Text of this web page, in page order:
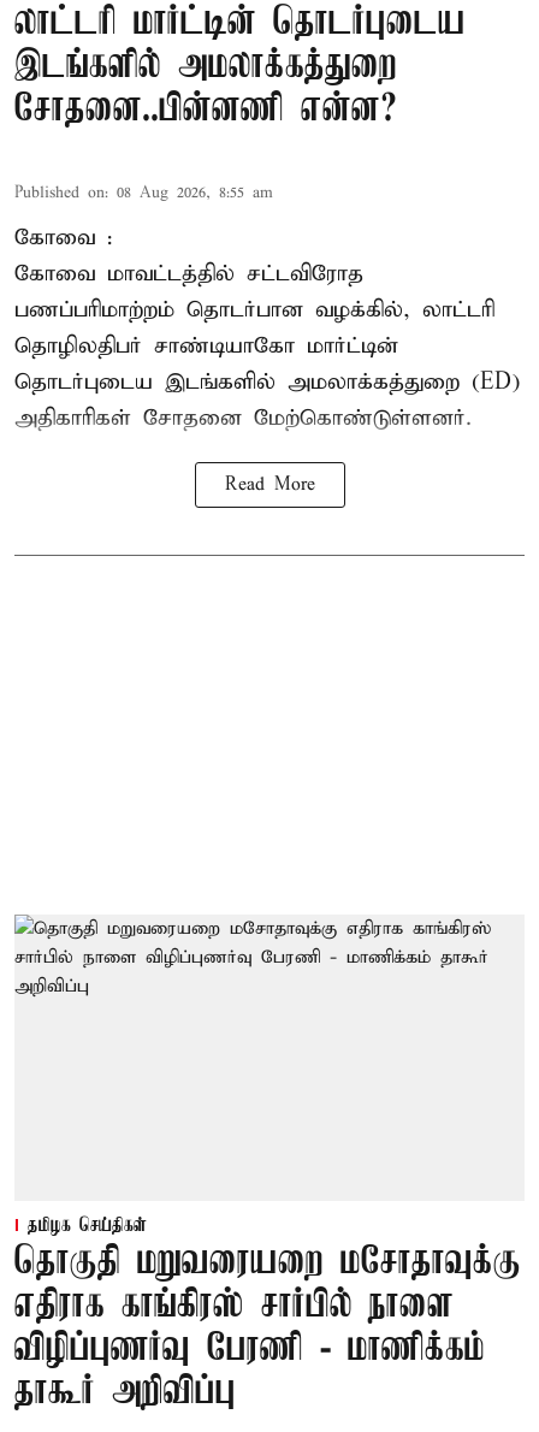
லாட்டரி மார்ட்டின் தொடர்புடைய
இடங்களில் அமலாக்கத்துறை
சோதனை..பின்னணி என்ன?
Published on: 08 Aug 2026, 8:55 am
கோவை :
கோவை மாவட்டத்தில் சட்டவிரோத
பணப்பரிமாற்றம் தொடர்பான வழக்கில், லாட்டரி
தொழிலதிபர் சாண்டியாகோ மார்ட்டின்
தொடர்புடைய இடங்களில் அமலாக்கத்துறை (ED)
அதிகாரிகள் சோதனை மேற்கொண்டுள்ளனர்.
Read More
தமிழக செய்திகள்
தொகுதி மறுவரையறை மசோதாவுக்கு
எதிராக காங்கிரஸ் சார்பில் நாளை
விழிப்புணர்வு பேரணி - மாணிக்கம்
தாகூர் அறிவிப்பு